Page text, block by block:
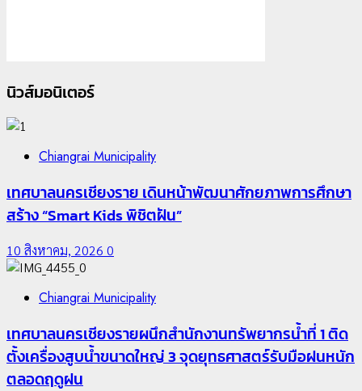
นิวส์มอนิเตอร์
Chiangrai Municipality
เทศบาลนครเชียงราย เดินหน้าพัฒนาศักยภาพการศึกษา
สร้าง “Smart Kids พิชิตฝัน”
10 สิงหาคม, 2026 0
Chiangrai Municipality
เทศบาลนครเชียงรายผนึกสำนักงานทรัพยากรน้ำที่ 1 ติด
ตั้งเครื่องสูบน้ำขนาดใหญ่ 3 จุดยุทธศาสตร์รับมือฝนหนัก
ตลอดฤดูฝน